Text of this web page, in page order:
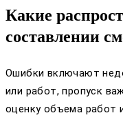
Какие
составлении
Ошибки включают
или работ, пропуск
оценку объема работ